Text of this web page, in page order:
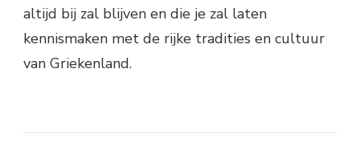
altijd bij zal blijven en die je zal laten
kennismaken met de rijke tradities en cultuur
van Griekenland.